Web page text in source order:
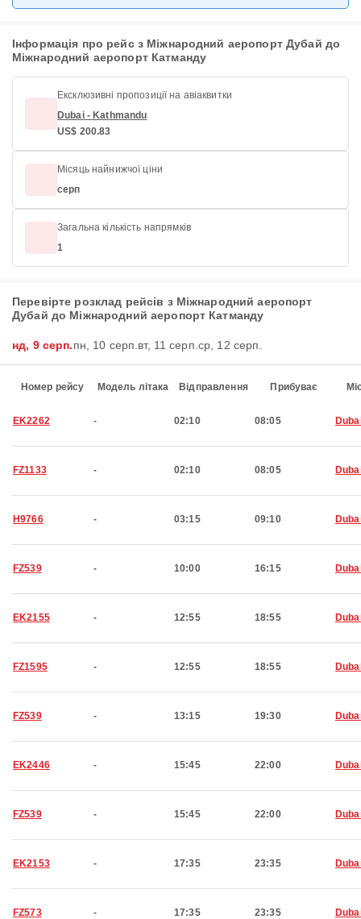
Інформація про рейс з Міжнародний аеропорт Дубай до
Міжнародний аеропорт Катманду
Ексклюзивні пропозиції на авіаквитки
Dubai - Kathmandu
US$ 200.83
Місяць найнижчої ціни
серп
Загальна кількість напрямків
1
Перевірте розклад рейсів з Міжнародний аеропорт
Дубай до Міжнародний аеропорт Катманду
нд, 9 серп.пн, 10 серп. вт, 11 серп. ср, 12 серп.
Номер рейсу Модель літака Відправлення Прибуває
EK2262 - 02:10 08:05
FZ1133 - 02:10 08:05
H9766 - 03:15 09:10
FZ539 - 10:00 16:15
EK2155 - 12:55 18:55
FZ1595 - 12:55 18:55
FZ539 - 13:15 19:30
EK2446 - 15:45 22:00
FZ539 - 15:45 22:00
EK2153 - 17:35 23:35
FZ573 - 17:35 23:35